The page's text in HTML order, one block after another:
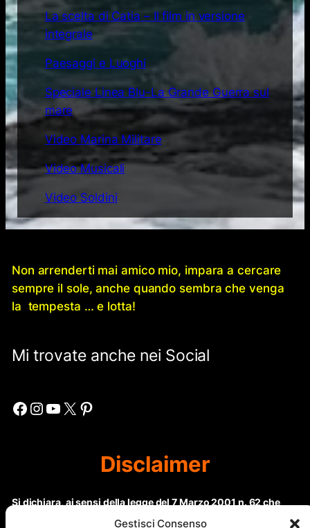
Gestisci Consenso
La scelta di Catia – Il film in versione
integrale
Paesaggi e Luoghi
Speciale Linea Blu-La Grande Guerra sul
mare
Video Marina Militare
Video Musicali
Video Soldini
Non arrenderti mai amico mio, impara a cercare
sempre il sole, anche quando sembra che venga
la tempesta … e lotta!
Mi trovate anche nei Social
Facebook Instagram YouTube X Pinterest
Disclaimer
Si dichiara, ai sensi della legge del 7 Marzo 2001 n. 62 che
questo sito non rientra nella categoria di “Informazione